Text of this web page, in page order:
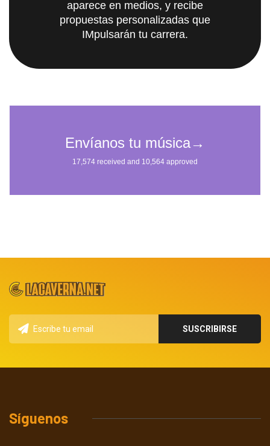
aparece en medios, y recibe
propuestas personalizadas que
IMpulsarán tu carrera.
Síguenos